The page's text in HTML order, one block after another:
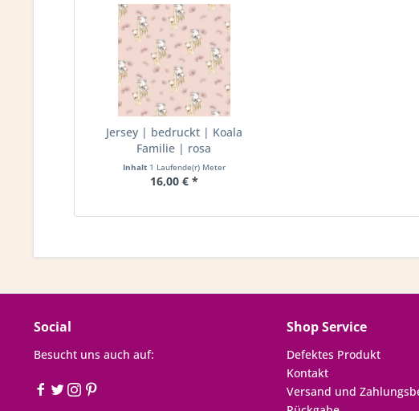
Jersey | bedruckt | Koala
Familie | rosa
Inhalt 1 Laufende(r) Meter
16,00 € *
Social
Besucht uns auch auf:
Shop Service
Defektes Produkt
Kontakt
Versand und